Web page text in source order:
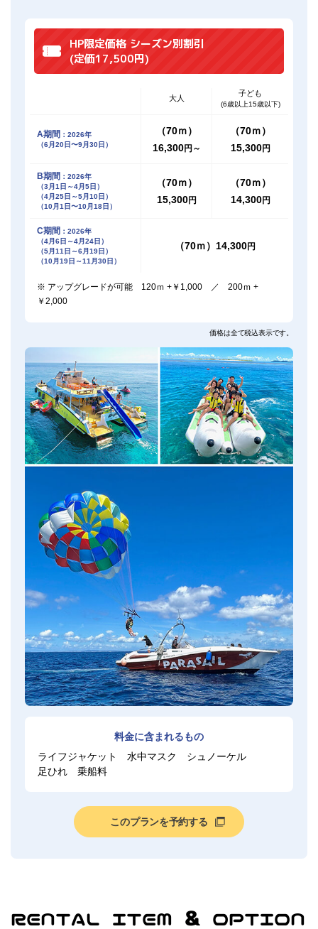
HP限定価格 シーズン別割引
(定価17,500円)
大人
子ども
(6歳以上15歳以下)
A期間 ：2026年
（6月20日〜9月30日）
（70ｍ）
16,300円～
（70ｍ）
15,300円
B期間 ：2026年
（3月1日～4月5日）
（4月25日～5月10日）
（10月1日〜10月18日）
（70ｍ）
15,300円
（70ｍ）
14,300円
C期間 ：2026年
（4月6日～4月24日）
（5月11日～6月19日）
（10月19日～11月30日）
（70ｍ）14,300円
※ アップグレードが可能 120ｍ +￥1,000 ／ 200ｍ +
￥2,000
価格は全て税込表示です。
料金に含まれるもの
ライフジャケット
水中マスク
シュノーケル
足ひれ
乗船料
このプランを予約する
RENTAL ITEM & OPTION